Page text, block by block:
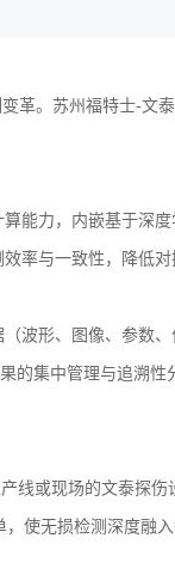
革。苏州福特士-文
能力，内嵌基于深
率与一致性，降低对
波形、图像、参数
的集中管理与追溯
线或现场的文泰探
使无损检测深度融